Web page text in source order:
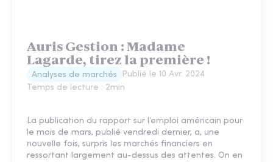
Auris Gestion : Madame
Lagarde, tirez la première !
Analyses de marchés Publié le 10 Avr. 2024
Temps de lecture : 2min
La publication du rapport sur l’emploi américain pour
le mois de mars, publié vendredi dernier, a, une
nouvelle fois, surpris les marchés financiers en
ressortant largement au-dessus des attentes. On en